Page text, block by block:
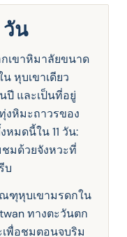
น
เขาหิมาลัยขนาด
หุบเขาเดียว
ปี และเป็นที่อยู่
งหิมะถาวรของ
มดนี้ใน 11 วัน:
ชมด้วยจังหวะที่
บ
ฑุหุบเขามรดกใน
ทางตะวันตก
พื่อชมตอนจบริม